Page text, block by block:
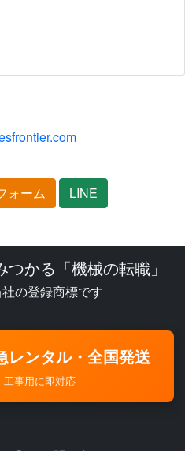
ォーム LINE
かる「機械の転職」
の登録商標です
レンタル・全国発送
工事用に即対応